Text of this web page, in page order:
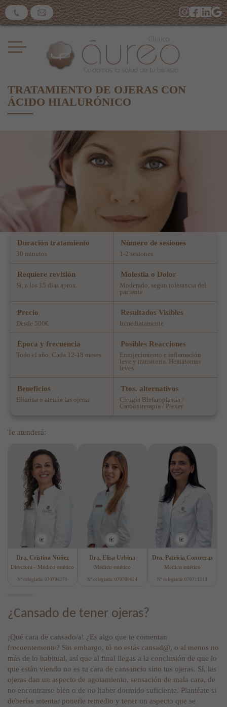
TRATAMIENTO DE OJERAS CON
ÁCIDO HIALURÓNICO
Duración tratamiento
30 minutos
Número de sesiones
1-2 sesiones
Requiere revisión
Si, a los 15 días aprox.
Molestia o Dolor
Moderado, según tolerancia del
paciente
Precio
Desde 500€
Resultados Visibles
Inmediatamente
Época y frecuencia
Todo el año. Cada 12-18 meses
Posibles Reacciones
Enrojecimiento e inflamación
leve y transitoria. Hematomas
leves
Beneficios
Elimina o atenúa las ojeras
Ttos. alternativos
Cirugía Blefaroplastia /
Carboxiterapia / Plexer
Te atenderá:
Dra. Cristina Núñez
Directora - Médico estético
Nº colegiada: 070706279
Dra. Elisa Urbina
Médico estético
Nº colegiada: 070709624
Dra. Patricia Contreras
Médico estético
Nº colegiada: 070711213
¿Cansado de tener ojeras?
¡Qué cara de cansado/a! ¿Es algo que te comentan
frecuentemente? Sin embargo, tú no estás cansad@, o al menos no
más de lo habitual, así que al final llegas a la conclusión de que lo
que están viendo no es tu cara de cansancio sino tus ojeras. Sí, las
ojeras dan un aspecto de agotamiento, sensación de mala cara, de
no encontrarse bien o de no haber dormido suficiente. Plantéate si
deberías intentar ponerle remedio y tener un aspecto que se